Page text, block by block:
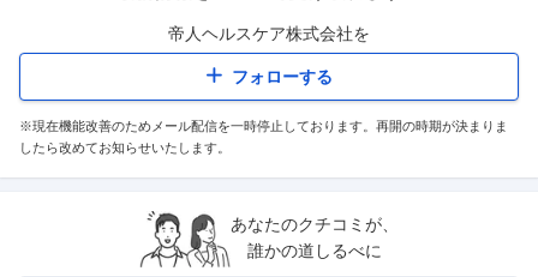
帝人ヘルスケア株式会社を
フォローする
※現在機能改善のためメール配信を一時停止しております。再開の時期が決まりま
したら改めてお知らせいたします。
あなたのクチコミが、
誰かの道しるべに